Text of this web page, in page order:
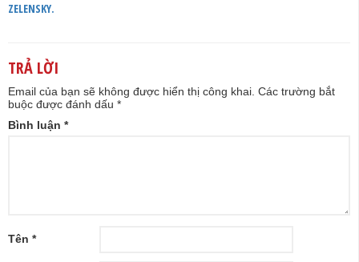
ZELENSKY.
TRẢ LỜI
Email của bạn sẽ không được hiển thị công khai. Các trường bắt
buộc được đánh dấu *
Bình luận *
Tên *